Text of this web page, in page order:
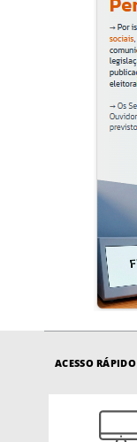
ACESSO RÁPIDO